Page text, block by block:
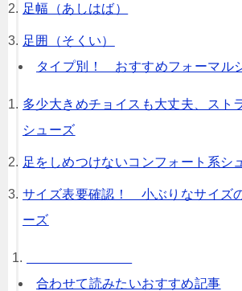
足幅（あしはば）
足囲（そくい）
タイプ別！ おすすめフォーマル
多少大きめチョイスも大丈夫、スト
シューズ
足をしめつけないコンフォート系シ
サイズ表要確認！ 小ぶりなサイズ
ーズ
合わせて読みたいおすすめ記事